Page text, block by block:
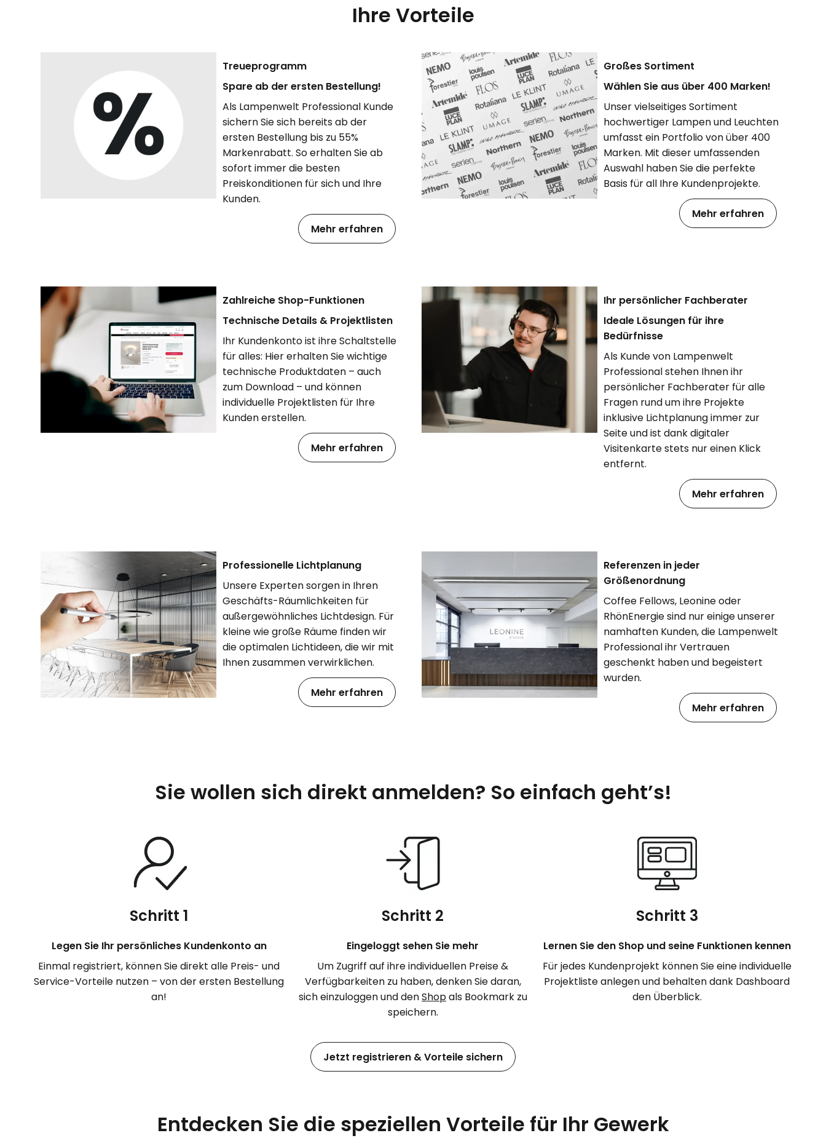
Ihre Vorteile
Treueprogramm
Spare ab der ersten Bestellung!
Als Lampenwelt Professional Kunde
sichern Sie sich bereits ab der
ersten Bestellung bis zu 55%
Markenrabatt. So erhalten Sie ab
sofort immer die besten
Preiskonditionen für sich und Ihre
Kunden.
Mehr erfahren
Großes Sortiment
Wählen Sie aus über 400 Marken!
Unser vielseitiges Sortiment
hochwertiger Lampen und Leuchten
umfasst ein Portfolio von über 400
Marken. Mit dieser umfassenden
Auswahl haben Sie die perfekte
Basis für all Ihre Kundenprojekte.
Mehr erfahren
Zahlreiche Shop-Funktionen
Technische Details & Projektlisten
Ihr Kundenkonto ist ihre Schaltstelle
für alles: Hier erhalten Sie wichtige
technische Produktdaten – auch
zum Download – und können
individuelle Projektlisten für Ihre
Kunden erstellen.
Mehr erfahren
Ihr persönlicher Fachberater
Ideale Lösungen für ihre
Bedürfnisse
Als Kunde von Lampenwelt
Professional stehen Ihnen ihr
persönlicher Fachberater für alle
Fragen rund um ihre Projekte
inklusive Lichtplanung immer zur
Seite und ist dank digitaler
Visitenkarte stets nur einen Klick
entfernt.
Mehr erfahren
Professionelle Lichtplanung
Unsere Experten sorgen in Ihren
Geschäfts-Räumlichkeiten für
außergewöhnliches Lichtdesign. Für
kleine wie große Räume finden wir
die optimalen Lichtideen, die wir mit
Ihnen zusammen verwirklichen.
Mehr erfahren
Referenzen in jeder
Größenordnung
Coffee Fellows, Leonine oder
RhönEnergie sind nur einige unserer
namhaften Kunden, die Lampenwelt
Professional ihr Vertrauen
geschenkt haben und begeistert
wurden.
Mehr erfahren
Sie wollen sich direkt anmelden? So einfach geht’s!
Schritt 1
Legen Sie Ihr persönliches Kundenkonto an
Einmal registriert, können Sie direkt alle Preis- und
Service-Vorteile nutzen – von der ersten Bestellung
an!
Schritt 2
Eingeloggt sehen Sie mehr
Um Zugriff auf ihre individuellen Preise &
Verfügbarkeiten zu haben, denken Sie daran,
sich einzuloggen und denShopals Bookmark zu
speichern.
Schritt 3
Lernen Sie den Shop und seine Funktionen kennen
Für jedes Kundenprojekt können Sie eine individuelle
Projektliste anlegen und behalten dank Dashboard
den Überblick.
Jetzt registrieren & Vorteile sichern
Entdecken Sie die speziellen Vorteile für Ihr Gewerk